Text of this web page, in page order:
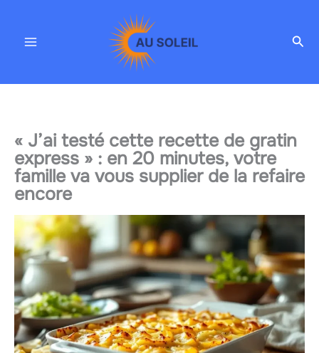
contenu
« J’ai testé cette recette de gratin
express » : en 20 minutes, votre
famille va vous supplier de la refaire
encore